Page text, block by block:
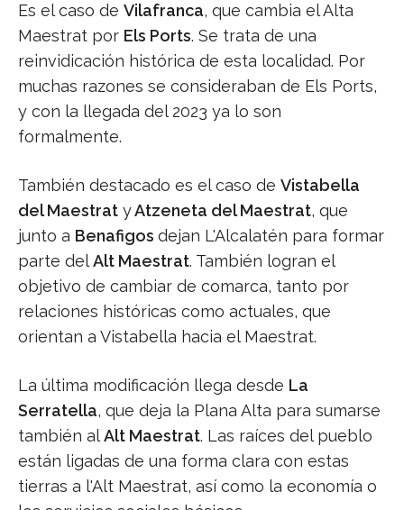
Es el caso de Vilafranca, que cambia el Alta
Maestrat por Els Ports. Se trata de una
reinvidicación histórica de esta localidad. Por
muchas razones se consideraban de Els Ports,
y con la llegada del 2023 ya lo son
formalmente.
También destacado es el caso de Vistabella
del Maestrat yAtzeneta del Maestrat, que
junto a Benafigos dejan L'Alcalatén para formar
parte delAlt Maestrat. También logran el
objetivo de cambiar de comarca, tanto por
relaciones históricas como actuales, que
orientan a Vistabella hacia el Maestrat.
La última modificación llega desde La
Serratella, que deja la Plana Alta para sumarse
también alAlt Maestrat. Las raíces del pueblo
están ligadas de una forma clara con estas
tierras a l'Alt Maestrat, así como la economía o